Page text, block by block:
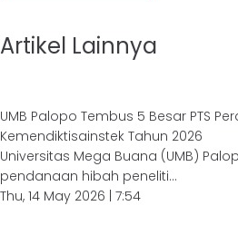
Artikel Lainnya
UMB Palopo Tembus 5 Besar PTS
Kemendiktisainstek Tahun 2026
Universitas Mega Buana (UMB)
pendanaan hibah peneliti...
Thu, 14 May 2026 | 7:54